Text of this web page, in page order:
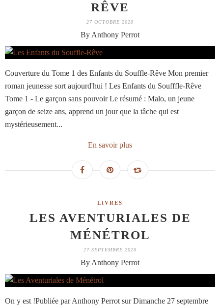
RÊVE
27 OCTOBRE 2020
By Anthony Perrot
Couverture du Tome 1 des Enfants du Souffle-Rêve Mon premier
roman jeunesse sort aujourd'hui ! Les Enfants du Soufffle-Rêve
Tome 1 - Le garçon sans pouvoir Le résumé : Malo, un jeune
garçon de seize ans, apprend un jour que la tâche qui est
mystérieusement...
En savoir plus
LIVRES
LES AVENTURIALES DE
MÉNÉTROL
27 SEPTEMBRE 2020
By Anthony Perrot
On y est !Publiée par Anthony Perrot sur Dimanche 27 septembre